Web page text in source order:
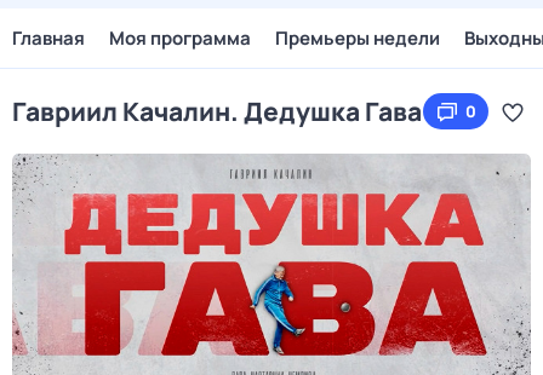
Главная Моя программа Премьеры недели
Гавриил Качалин. Дедушка Гава 0